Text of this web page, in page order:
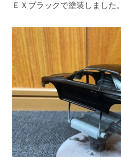
ＥＸブラックで塗装しました。